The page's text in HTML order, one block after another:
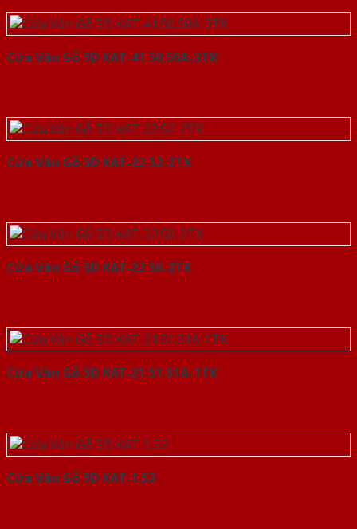
Cửa Vân Gỗ 5D KAT-41.50.50A-3TK
Cửa Vân Gỗ 5D KAT-22.52-2TK
Cửa Vân Gỗ 5D KAT-22.50-2TK
Cửa Vân Gỗ 5D KAT-21.51.51A-1TK
Cửa Vân Gỗ 5D KAT-1.52